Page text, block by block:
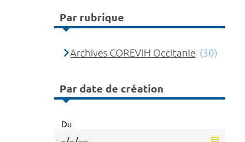
Par rubrique
Archives COREVIH Occitanie (30)
Par date de création
Du